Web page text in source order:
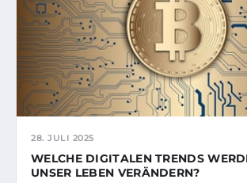
28. JULI 2025
WELCHE DIGITALEN TRENDS
UNSER LEBEN VERÄNDERN?